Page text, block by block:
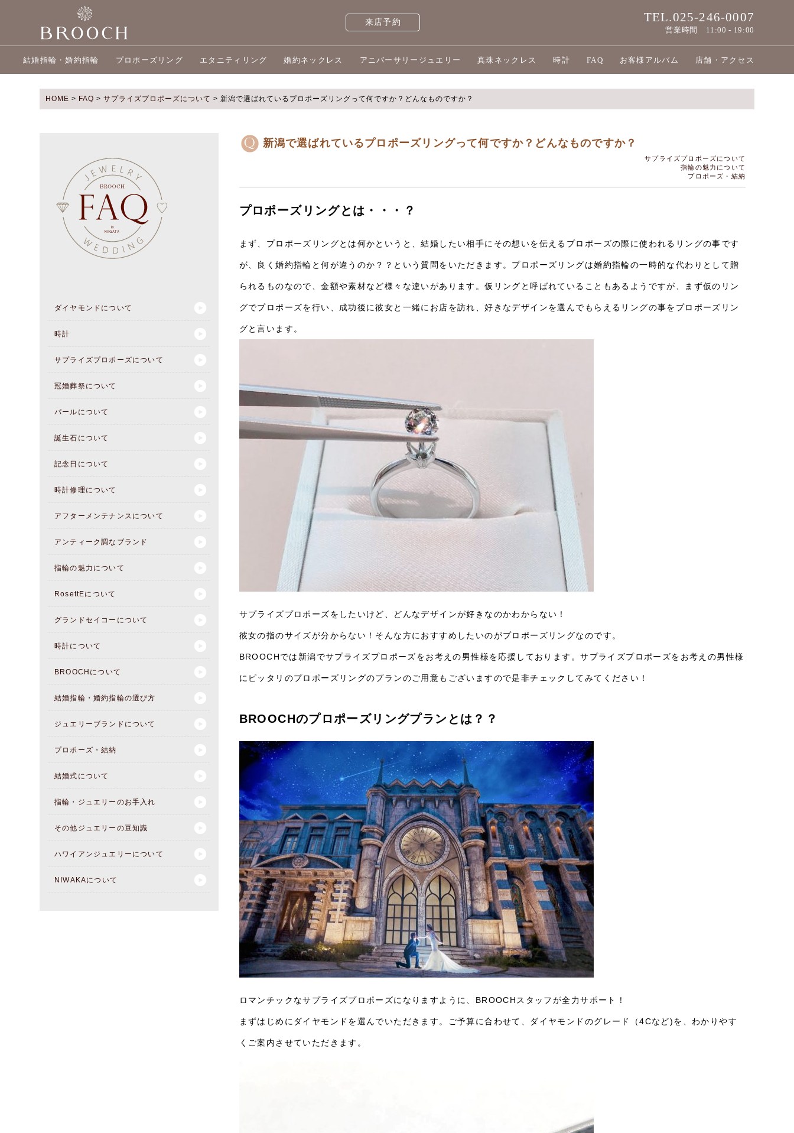
来店予約 TEL.025-246-0007
営業時間 11:00 - 19:00
結婚指輪・婚約指輪 プロポーズリング エタニティリング 婚約ネックレス アニバーサリージュエリー 真珠ネックレス 時計 FAQ お客様アルバム 店舗・アクセス
HOME > FAQ > サプライズプロポーズについて > 新潟で選ばれているプロポーズリングって何ですか？どんなものですか？
ダイヤモンドについて
時計
サプライズプロポーズについて
冠婚葬祭について
パールについて
誕生石について
記念日について
時計修理について
アフターメンテナンスについて
アンティーク調なブランド
指輪の魅力について
RosettEについて
グランドセイコーについて
時計について
BROOCHについて
結婚指輪・婚約指輪の選び方
ジュエリーブランドについて
プロポーズ・結納
結婚式について
指輪・ジュエリーのお手入れ
その他ジュエリーの豆知識
ハワイアンジュエリーについて
NIWAKAについて
新潟で選ばれているプロポーズリングって何ですか？どんなものですか？
サプライズプロポーズについて
指輪の魅力について
プロポーズ・結納
プロポーズリングとは・・・？
まず、プロポーズリングとは何かというと、結婚したい相手にその想いを伝えるプロポーズの際に使われるリングの事です
が、良く婚約指輪と何が違うのか？？という質問をいただきます。プロポーズリングは婚約指輪の一時的な代わりとして贈
られるものなので、金額や素材など様々な違いがあります。仮リングと呼ばれていることもあるようですが、まず仮のリン
グでプロポーズを行い、成功後に彼女と一緒にお店を訪れ、好きなデザインを選んでもらえるリングの事をプロポーズリン
グと言います。
サプライズプロポーズをしたいけど、どんなデザインが好きなのかわからない！
彼女の指のサイズが分からない！そんな方におすすめしたいのがプロポーズリングなのです。
BROOCHでは新潟でサプライズプロポーズをお考えの男性様を応援しております。サプライズプロポーズをお考えの男性様
にピッタリのプロポーズリングのプランのご用意もございますので是非チェックしてみてください！
BROOCHのプロポーズリングプランとは？？
ロマンチックなサプライズプロポーズになりますように、BROOCHスタッフが全力サポート！
まずはじめにダイヤモンドを選んでいただきます。ご予算に合わせて、ダイヤモンドのグレード（4Cなど)を、わかりやす
くご案内させていただきます。